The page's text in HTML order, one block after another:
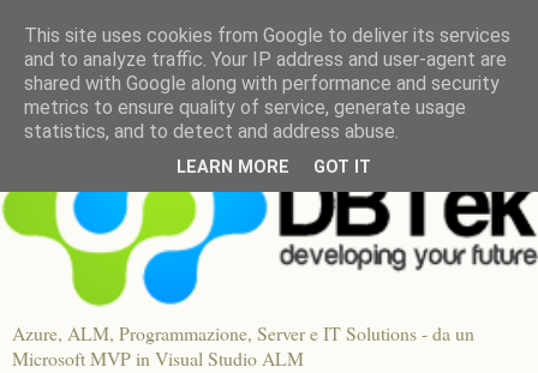
Azure, ALM, Programmazione, Server e IT Solutions - da un
Microsoft MVP in Visual Studio ALM
This site uses cookies from Google to deliver its services
and to analyze traffic. Your IP address and user-agent are
shared with Google along with performance and security
metrics to ensure quality of service, generate usage
statistics, and to detect and address abuse.
LEARN MORE GOT IT